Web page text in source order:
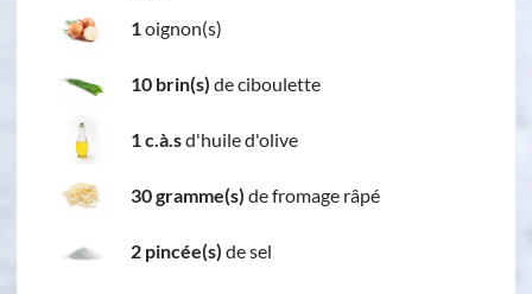
1oignon(s)
10 brin(s) de ciboulette
1 c.à.sd'huile d'olive
30 gramme(s) de fromage râpé
2 pincée(s) de sel